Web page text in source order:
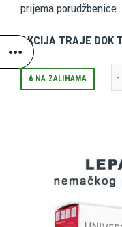
prijema porudžbenice.
AKCIJA TRAJE DOK
6 NA ZALIHAMA